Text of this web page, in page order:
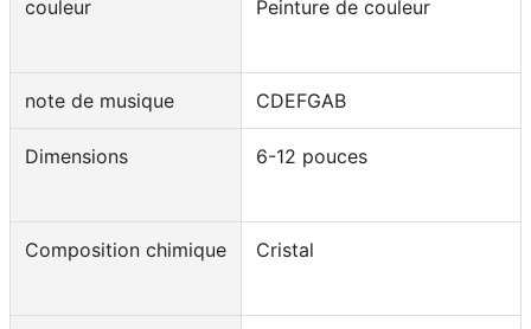
couleur Peinture de couleur
note de musique CDEFGAB
Dimensions 6-12 pouces
Composition chimique Cristal